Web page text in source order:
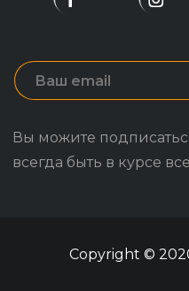
Вы можите
всегда быть в курсе
Copyright ©